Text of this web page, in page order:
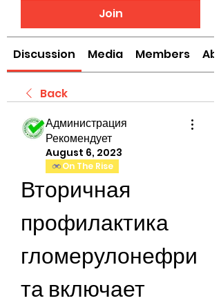
Join
Discussion Media Members
Back
Администрация
Рекомендует
August 6, 2023
On The Rise
Вторичная
профилактика
гломерулонефри
та включает